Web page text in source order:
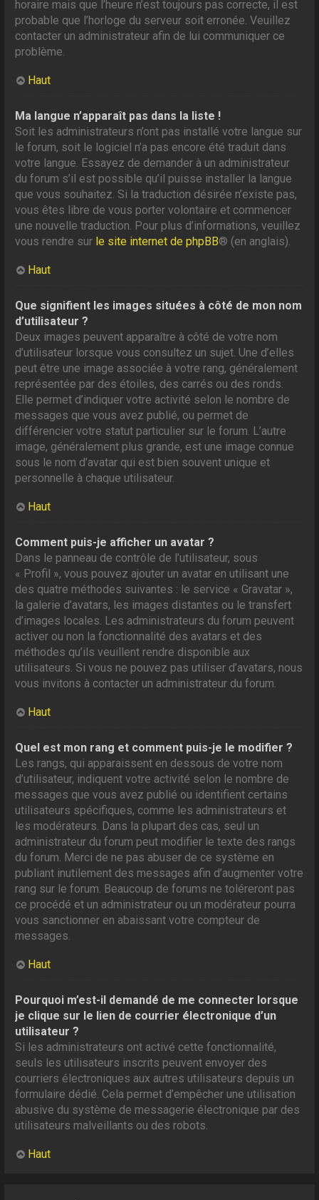
horaire mais que l’heure n’est toujours pas correcte, il est
probable que l’horloge du serveur soit erronée. Veuillez
contacter un administrateur afin de lui communiquer ce
problème.
Haut
Ma langue n’apparaît pas dans la liste !
Soit les administrateurs n’ont pas installé votre langue sur
le forum, soit le logiciel n’a pas encore été traduit dans
votre langue. Essayez de demander à un administrateur
du forum s’il est possible qu’il puisse installer la langue
que vous souhaitez. Si la traduction désirée n’existe pas,
vous êtes libre de vous porter volontaire et commencer
une nouvelle traduction. Pour plus d’informations, veuillez
vous rendre sur le site internet de phpBB® (en anglais).
Haut
Que signifient les images situées à côté de mon nom
d’utilisateur ?
Deux images peuvent apparaître à côté de votre nom
d’utilisateur lorsque vous consultez un sujet. Une d’elles
peut être une image associée à votre rang, généralement
représentée par des étoiles, des carrés ou des ronds.
Elle permet d’indiquer votre activité selon le nombre de
messages que vous avez publié, ou permet de
différencier votre statut particulier sur le forum. L’autre
image, généralement plus grande, est une image connue
sous le nom d’avatar qui est bien souvent unique et
personnelle à chaque utilisateur.
Haut
Comment puis-je afficher un avatar ?
Dans le panneau de contrôle de l’utilisateur, sous
« Profil », vous pouvez ajouter un avatar en utilisant une
des quatre méthodes suivantes : le service « Gravatar »,
la galerie d’avatars, les images distantes ou le transfert
d’images locales. Les administrateurs du forum peuvent
activer ou non la fonctionnalité des avatars et des
méthodes qu’ils veuillent rendre disponible aux
utilisateurs. Si vous ne pouvez pas utiliser d’avatars, nous
vous invitons à contacter un administrateur du forum.
Haut
Quel est mon rang et comment puis-je le modifier ?
Les rangs, qui apparaissent en dessous de votre nom
d’utilisateur, indiquent votre activité selon le nombre de
messages que vous avez publié ou identifient certains
utilisateurs spécifiques, comme les administrateurs et
les modérateurs. Dans la plupart des cas, seul un
administrateur du forum peut modifier le texte des rangs
du forum. Merci de ne pas abuser de ce système en
publiant inutilement des messages afin d’augmenter votre
rang sur le forum. Beaucoup de forums ne toléreront pas
ce procédé et un administrateur ou un modérateur pourra
vous sanctionner en abaissant votre compteur de
messages.
Haut
Pourquoi m’est-il demandé de me connecter lorsque
je clique sur le lien de courrier électronique d’un
utilisateur ?
Si les administrateurs ont activé cette fonctionnalité,
seuls les utilisateurs inscrits peuvent envoyer des
courriers électroniques aux autres utilisateurs depuis un
formulaire dédié. Cela permet d’empêcher une utilisation
abusive du système de messagerie électronique par des
utilisateurs malveillants ou des robots.
Haut